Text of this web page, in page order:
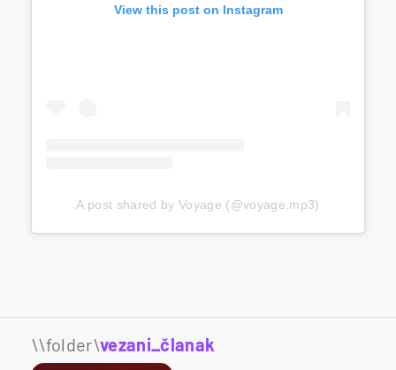
View this post on Instagram
A post shared by Voyage (@voyage.mp3)
\\folder\vezani_članak